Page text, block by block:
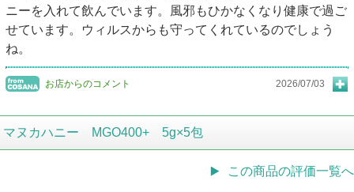
ニーを入れて飲んでいます。風邪もひかなくなり健康で過ご
せています。ウィルスからも守ってくれているのでしょう
ね。
お店からのコメント 2026/07/03
マヌカハニー MGO400+ 5g×5包
この商品の評価一覧へ